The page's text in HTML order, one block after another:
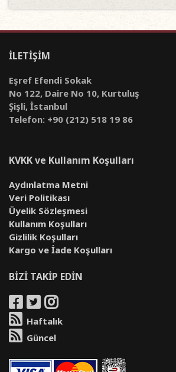
İLETİŞİM
Eşref Efendi Sokak
No 122, Daire No 10, Kurtuluş
Şişli, İstanbul
Telefon: +90 (212) 518 19 86
KVKK ve Kullanım Koşulları
Aydınlatma Metni
Veri Politikası
Üyelik Sözleşmesi
Kullanım Koşulları
Gizlilik Koşulları
Kargo ve İade Koşulları
BİZİ TAKİP EDİN
Haftalık
Güncel